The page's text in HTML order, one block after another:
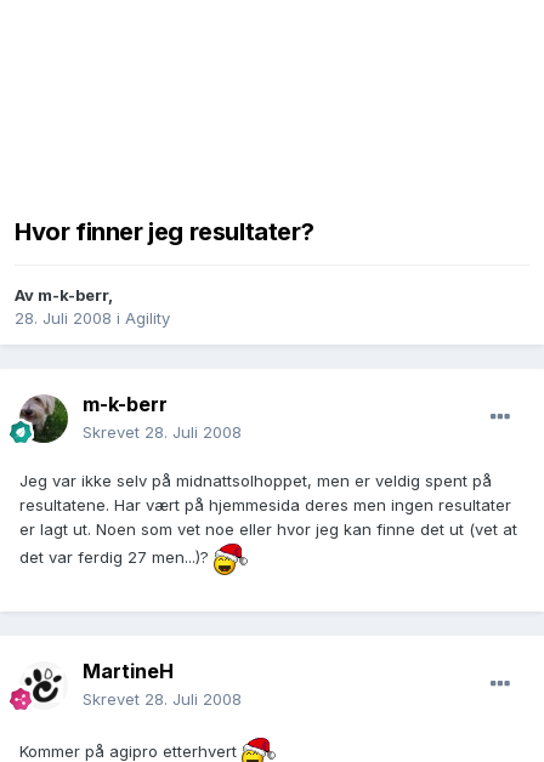
Hvor finner jeg resultater?
Av m-k-berr,
28. Juli 2008 i Agility
m-k-berr
Skrevet 28. Juli 2008
Jeg var ikke selv på midnattsolhoppet, men er veldig spent på
resultatene. Har vært på hjemmesida deres men ingen resultater
er lagt ut. Noen som vet noe eller hvor jeg kan finne det ut (vet at
det var ferdig 27 men...)?
MartineH
Skrevet 28. Juli 2008
Kommer på agipro etterhvert